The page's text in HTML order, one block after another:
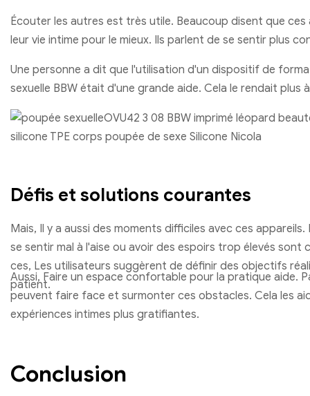
Écouter les autres est très utile. Beaucoup disent que
leur vie intime pour le mieux. Ils parlent de se sentir plus
Une personne a dit que l'utilisation d'un dispositif de
sexuelle BBW était d'une grande aide. Cela le rendait plus
Défis et solutions courantes
Mais, Il y a aussi des moments difficiles avec ces
se sentir mal à l'aise ou avoir des espoirs trop élevés sont
ces, Les utilisateurs suggèrent de définir des objectifs
patient.
Aussi, Faire un espace confortable pour la pratique aide.
peuvent faire face et surmonter ces obstacles. Cela les
expériences intimes plus gratifiantes.
Conclusion